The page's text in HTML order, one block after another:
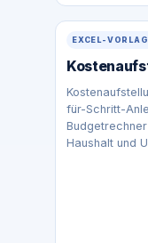
EXCEL-
für-Schritt-
Haushalt und